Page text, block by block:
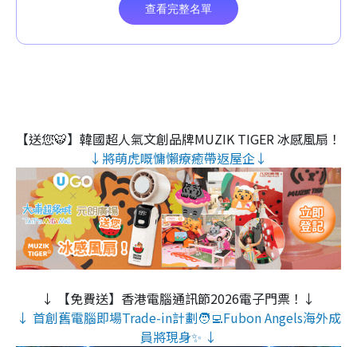
【送您🐯】韓國超人氣文創品牌MUZIK TIGER 冰感風扇！
↓將萌虎嘅慵懶療癒帶返屋企↓
↓ 【免費送】香港電腦通訊節2026電子門票！↓
↓ 首創舊電腦即場Trade-in計劃🧑‍💻Fubon Angels海外成
員將現身✨ ↓